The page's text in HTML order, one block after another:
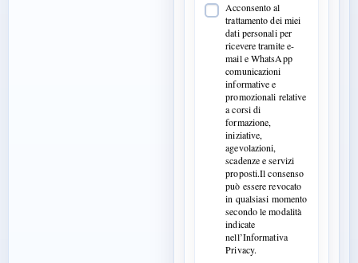
Acconsento al
trattamento dei miei
dati personali per
ricevere tramite e-
mail e WhatsApp
comunicazioni
informative e
promozionali relative
a corsi di
formazione,
iniziative,
agevolazioni,
scadenze e servizi
proposti.Il consenso
può essere revocato
in qualsiasi momento
secondo le modalità
indicate
nell’Informativa
Privacy.